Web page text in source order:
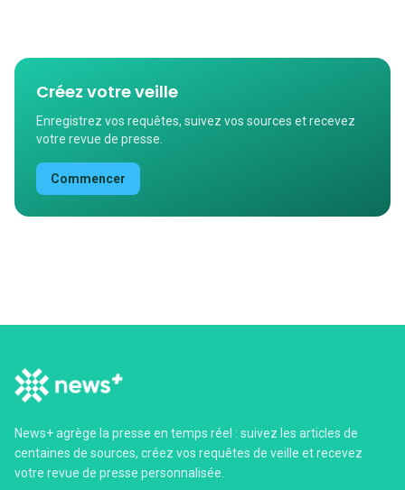
Créez votre veille
Enregistrez vos requêtes, suivez vos sources et recevez
votre revue de presse.
Commencer
News+ agrège la presse en temps réel : suivez les articles de
centaines de sources, créez vos requêtes de veille et recevez
votre revue de presse personnalisée.